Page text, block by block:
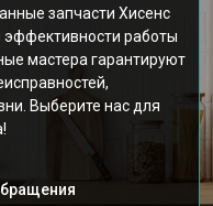
запчасти Хисенс
эффективности работы
мастера гарантируют
Выберите нас для